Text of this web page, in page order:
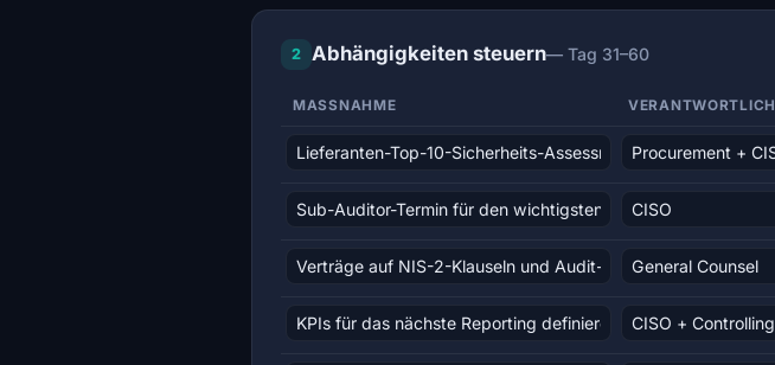
2 Abhängigkeiten steuern— Tag 31–60
MASSNAHME VERANTWORTLICH